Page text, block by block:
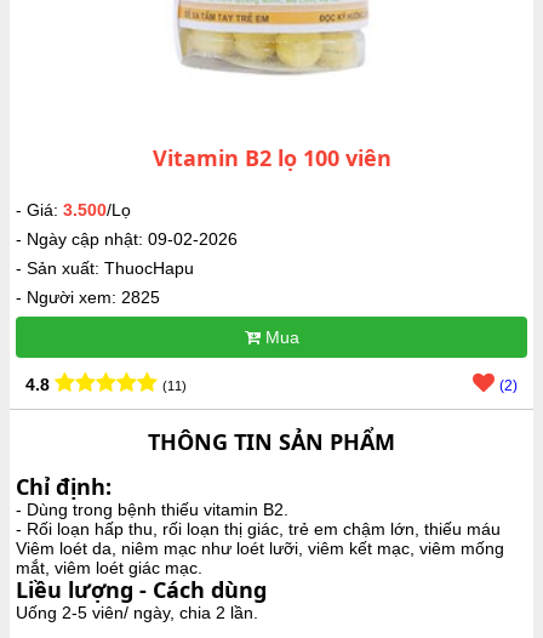
Vitamin B2 lọ 100 viên
- Giá: 3.500/Lọ
- Ngày cập nhật: 09-02-2026
- Sản xuất: ThuocHapu
- Người xem: 2825
Mua
4.8 (11) (2)
THÔNG TIN SẢN PHẨM
Chỉ định:
- Dùng trong bệnh thiếu vitamin B2.
- Rối loạn hấp thu, rối loạn thị giác, trẻ em chậm lớn, thiếu máu
Viêm loét da, niêm mạc như loét lưỡi, viêm kết mạc, viêm mống
mắt, viêm loét giác mạc.
Liều lượng - Cách dùng
Uống 2-5 viên/ ngày, chia 2 lần.